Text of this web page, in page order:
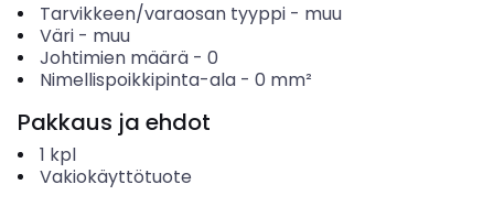
Tarvikkeen/varaosan tyyppi- muu
Väri- muu
Johtimien määrä- 0
Nimellispoikkipinta-ala- 0 mm²
Pakkaus ja ehdot
1 kpl
Vakiokäyttötuote